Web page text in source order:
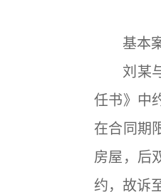
基本
刘某与
任书》中
在合同期
房屋，后
约，故诉